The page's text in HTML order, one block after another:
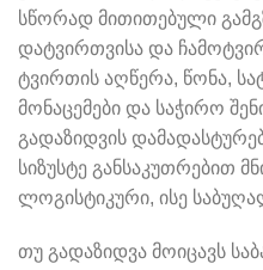
სწორად მითითებული
დატვირთვისა და
ტვირთის აღწერა, წონა,
მონაცემები და საჭირო
გადაზიდვის
სიზუსტე განსაკუთრებით
ლოგისტიკური, ისე
თუ გადაზიდვა მოიცავს